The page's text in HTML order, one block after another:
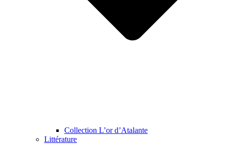
Collection L’or d’Atalante
Littérature